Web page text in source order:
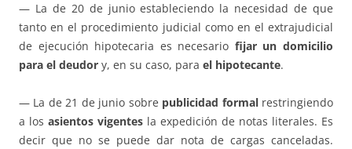
— La de 20 de junio estableciendo la necesidad de que
tanto en el procedimiento judicial como en el extrajudicial
de ejecución hipotecaria es necesario fijar un domicilio
para el deudor y, en su caso, para el hipotecante.
— La de 21 de junio sobre publicidad formalrestringiendo
a los asientos vigentes la expedición de notas literales. Es
decir que no se puede dar nota de cargas canceladas.